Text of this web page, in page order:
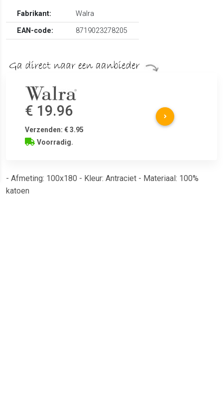
Fabrikant:
Walra
EAN-code:
8719023278205
€ 19.96
Verzenden: € 3.95
Voorradig.
- Afmeting: 100x180 - Kleur: Antraciet - Materiaal: 100%
katoen